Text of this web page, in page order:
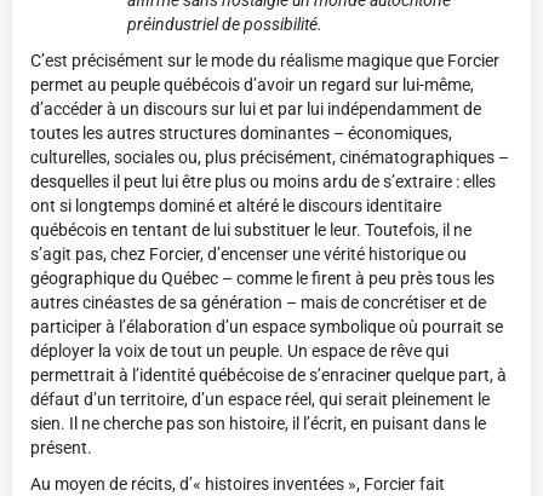
préindustriel de possibilité.
C’est précisément sur le mode du réalisme magique que Forcier
permet au peuple québécois d’avoir un regard sur lui-même,
d’accéder à un discours sur lui et par lui indépendamment de
toutes les autres structures dominantes – économiques,
culturelles, sociales ou, plus précisément, cinématographiques –
desquelles il peut lui être plus ou moins ardu de s’extraire : elles
ont si longtemps dominé et altéré le discours identitaire
québécois en tentant de lui substituer le leur. Toutefois, il ne
s’agit pas, chez Forcier, d’encenser une vérité historique ou
géographique du Québec – comme le firent à peu près tous les
autres cinéastes de sa génération – mais de concrétiser et de
participer à l’élaboration d’un espace symbolique où pourrait se
déployer la voix de tout un peuple. Un espace de rêve qui
permettrait à l’identité québécoise de s’enraciner quelque part, à
défaut d’un territoire, d’un espace réel, qui serait pleinement le
sien. Il ne cherche pas son histoire, il l’écrit, en puisant dans le
présent.
Au moyen de récits, d’« histoires inventées », Forcier fait